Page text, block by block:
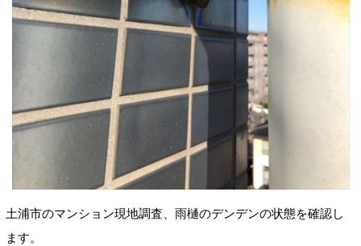
土浦市のマンション現地調査、雨樋のデンデンの状態を確認し
ます。